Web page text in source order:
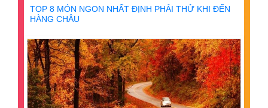
TOP 8 MÓN NGON NHẤT ĐỊNH PHẢI THỬ KHI ĐẾN
HÀNG CHÂU